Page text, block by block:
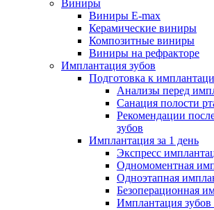
Виниры
Виниры E-max
Керамические виниры
Композитные виниры
Виниры на рефракторе
Имплантация зубов
Подготовка к
Анализы перед
Санация полости
Рекомендации
зубов
Имплантация за 1 день
Экспресс
Одномоментная
Одноэтапная
Безоперационная
Имплантация